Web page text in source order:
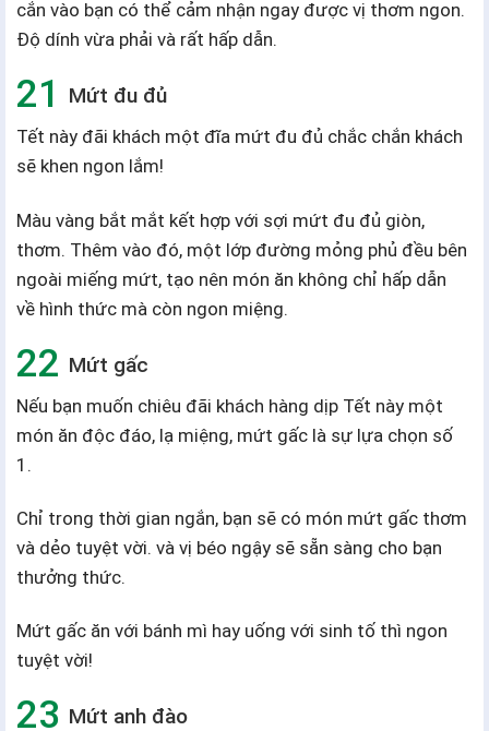
cắn vào bạn có thể cảm nhận ngay được vị thơm ngon.
Độ dính vừa phải và rất hấp dẫn.
Mứt đu đủ
Tết này đãi khách một đĩa mứt đu đủ chắc chắn khách
sẽ khen ngon lắm!
Màu vàng bắt mắt kết hợp với sợi mứt đu đủ giòn,
thơm. Thêm vào đó, một lớp đường mỏng phủ đều bên
ngoài miếng mứt, tạo nên món ăn không chỉ hấp dẫn
về hình thức mà còn ngon miệng.
Mứt gấc
Nếu bạn muốn chiêu đãi khách hàng dịp Tết này một
món ăn độc đáo, lạ miệng, mứt gấc là sự lựa chọn số
1.
Chỉ trong thời gian ngắn, bạn sẽ có món mứt gấc thơm
và dẻo tuyệt vời. và vị béo ngậy sẽ sẵn sàng cho bạn
thưởng thức.
Mứt gấc ăn với bánh mì hay uống với sinh tố thì ngon
tuyệt vời!
Mứt anh đào